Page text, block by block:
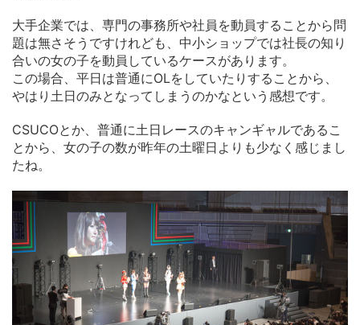
大手企業では、専門の事務所や社員を動員することから問
題は無さそうですけれども、中小ショップでは社長の知り
合いの女の子を動員しているケースがあります。
この場合、平日は普通にOLをしていたりすることから、
やはり土日のみとなってしまうのかなという感想です。
CSUCOとか、普通に土日レースのキャンギャルであるこ
とから、女の子の数が昨年の土曜日よりも少なく感じまし
たね。